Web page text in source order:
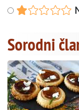
Sorodni